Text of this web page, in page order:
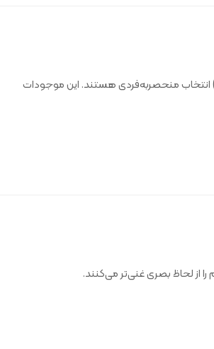
انتخاب منحصر‌به‌فردی هستند. این موجودات
از لحاظ بصری غنی‌تر می‌کنند.